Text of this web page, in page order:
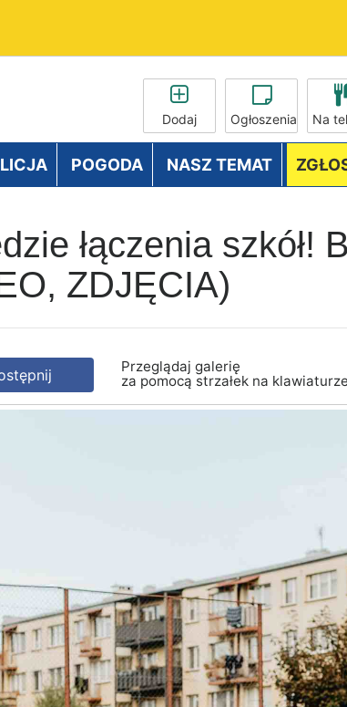
Dodaj Ogłoszenia Na
POGODA NASZ TEMAT
łączenia szkół!
ZDJĘCIA)
Przeglądaj galerię
za pomocą strzałek na